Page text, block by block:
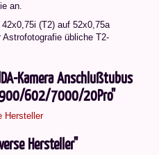
an.
(T2) auf 52x0,75a
übliche T2-
Kamera Anschlußtubus
602/7000/20Pro"
Hersteller
Hersteller"